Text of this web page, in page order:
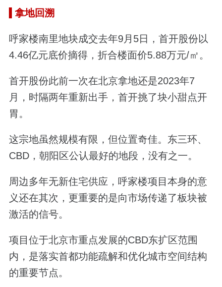
拿地回溯
呼家楼南里地块成交去年9月5日，首开股份以
4.46亿元底价摘得，折合楼面价5.88万元/㎡。
首开股份此前一次在北京拿地还是2023年7
月，时隔两年重新出手，首开挑了块小甜点开
胃。
这宗地虽然规模有限，但位置奇佳。东三环、
CBD，朝阳区公认最好的地段，没有之一。
周边多年无新住宅供应，呼家楼项目本身的意
义还在其次，更重要的是向市场传递了板块被
激活的信号。
项目位于北京市重点发展的CBD东扩区范围
内，是落实首都功能疏解和优化城市空间结构
的重要节点。